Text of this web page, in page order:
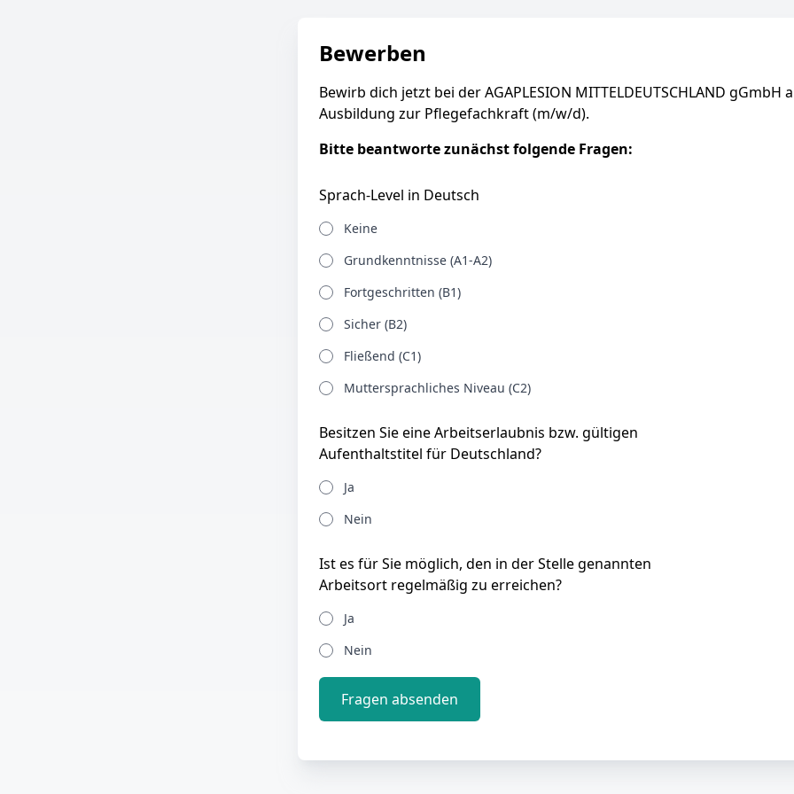
Bewerben
Bewirb dich jetzt bei der AGAPLESION MITTELDEUTSCHLAND gGmbH
Ausbildung zur Pflegefachkraft (m/w/d).
Bitte beantworte zunächst folgende Fragen:
Sprach-Level in Deutsch
Keine
Grundkenntnisse (A1-A2)
Fortgeschritten (B1)
Sicher (B2)
Fließend (C1)
Muttersprachliches Niveau (C2)
Besitzen Sie eine Arbeitserlaubnis bzw. gültigen
Aufenthaltstitel für Deutschland?
Ja
Nein
Ist es für Sie möglich, den in der Stelle genannten
Arbeitsort regelmäßig zu erreichen?
Ja
Nein
Fragen absenden